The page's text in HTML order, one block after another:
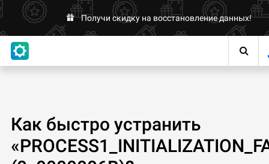
Получи скидку на восстановление данных!
Как быстро устранить